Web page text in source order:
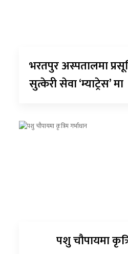
भरतपुर अस्पतालमा
सुत्केरी सेवा ‘म्याट्रेस’ मा
पशु चौपायमा